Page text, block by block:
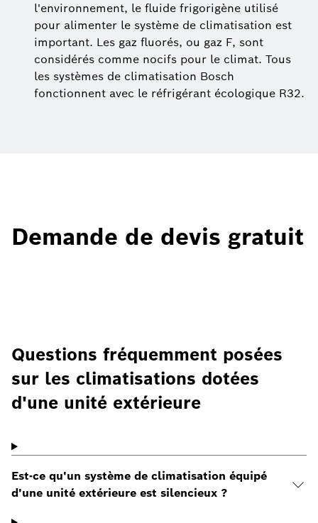
l'environnement, le fluide frigorigène utilisé
pour alimenter le système de climatisation est
important. Les gaz fluorés, ou gaz F, sont
considérés comme nocifs pour le climat. Tous
les systèmes de climatisation Bosch
fonctionnent avec le réfrigérant écologique R32.
Demande de devis gratuit
Questions fréquemment posées
sur les climatisations dotées
d'une unité extérieure
Est-ce qu'un système de climatisation équipé
d'une unité extérieure est silencieux ?